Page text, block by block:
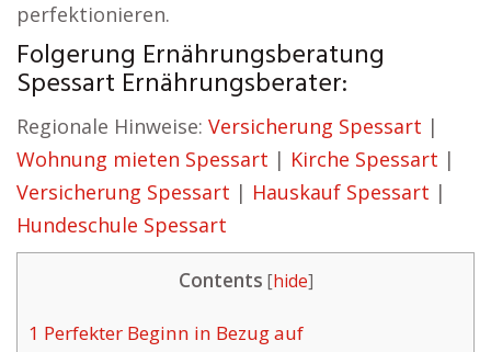
perfektionieren.
Folgerung Ernährungsberatung
Spessart Ernährungsberater:
Regionale Hinweise: Versicherung Spessart |
Wohnung mieten Spessart | Kirche Spessart |
Versicherung Spessart | Hauskauf Spessart |
Hundeschule Spessart
Contents [hide]
1 Perfekter Beginn in Bezug auf